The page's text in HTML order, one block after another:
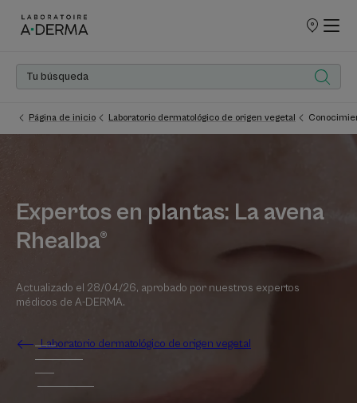
PUNTOS
Página de inicio Laboratorio dermatológico de origen vegetal
Expertos en plantas: La avena
Rhealba®
Actualizado el 28/04/26, aprobado por nuestros expertos
médicos de A-DERMA.
Laboratorio dermatológico de origen vegetal